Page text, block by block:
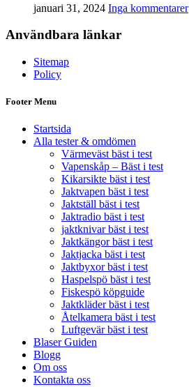
januari 31, 2024 Inga kommentarer
Användbara länkar
Sitemap
Policy
Footer Menu
Startsida
Alla tester & omdömen
Värmeväst bäst i test
Vapenskåp – Bäst i test
Kikarsikte bäst i test
Jaktvapen bäst i test
Jaktställ bäst i test
Jaktradio bäst i test
jaktknivar bäst i test
Jaktkängor bäst i test
Jaktjacka bäst i test
Jaktbyxor bäst i test
Haspelspö bäst i test
Fiskespö köpguide
Jaktkläder bäst i test
Åtelkamera bäst i test
Luftgevär bäst i test
Blaser Guiden
Blogg
Om oss
Kontakta oss